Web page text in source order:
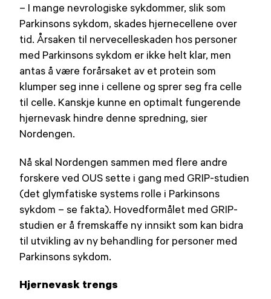
– I mange nevrologiske sykdommer, slik som
Parkinsons sykdom, skades hjernecellene over
tid. Årsaken til nervecelleskaden hos personer
med Parkinsons sykdom er ikke helt klar, men
antas å være forårsaket av et protein som
klumper seg inne i cellene og sprer seg fra celle
til celle. Kanskje kunne en optimalt fungerende
hjernevask hindre denne spredning, sier
Nordengen.
Nå skal Nordengen sammen med flere andre
forskere ved OUS sette i gang med GRIP-studien
(det glymfatiske systems rolle i Parkinsons
sykdom – se fakta). Hovedformålet med GRIP-
studien er å fremskaffe ny innsikt som kan bidra
til utvikling av ny behandling for personer med
Parkinsons sykdom.
Hjernevask trengs